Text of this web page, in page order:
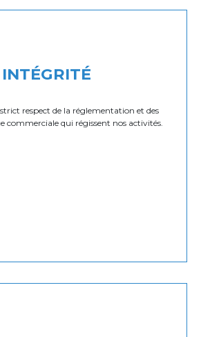
INTÉGRITÉ
respect de la réglementation et des
commerciale qui régissent nos activités.